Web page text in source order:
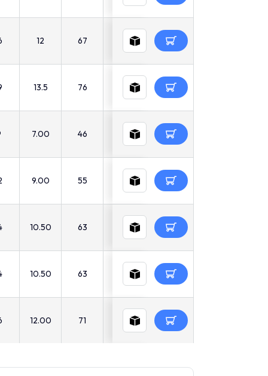
12 67 19
13.5 76 22
7.00 46 -
9.00 55 -
10.50 63 -
10.50 63 -
12.00 71 -
12.00 71 54 -